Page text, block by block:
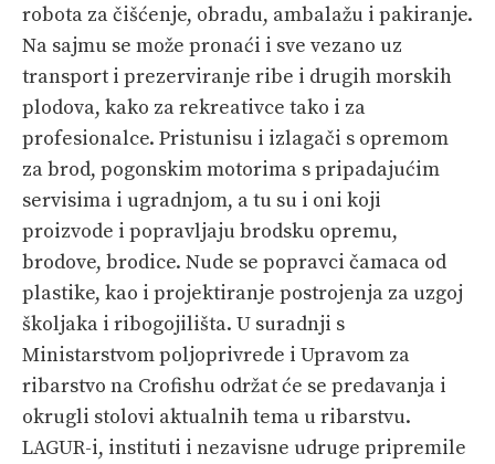
PRETPLATA
SHOP
robota za čišćenje, obradu, ambalažu i pakiranje.
Na sajmu se može pronaći i sve vezano uz
transport i prezerviranje ribe i drugih morskih
plodova, kako za rekreativce tako i za
profesionalce. Pristunisu i izlagači s opremom
za brod, pogonskim motorima s pripadajućim
servisima i ugradnjom, a tu su i oni koji
proizvode i popravljaju brodsku opremu,
brodove, brodice. Nude se popravci čamaca od
plastike, kao i projektiranje postrojenja za uzgoj
školjaka i ribogojilišta. U suradnji s
Ministarstvom poljoprivrede i Upravom za
ribarstvo na Crofishu održat će se predavanja i
okrugli stolovi aktualnih tema u ribarstvu.
LAGUR-i, instituti i nezavisne udruge pripremile